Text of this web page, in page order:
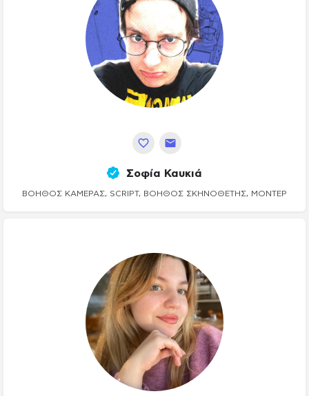
Σοφία Καυκιά
ΒΟΗΘΟΣ ΚΆΜΕΡΑΣ, SCRIPT, ΒΟΗΘΌΣ ΣΚΗΝΟΘΈΤΗΣ, ΜΟΝΤΈΡ